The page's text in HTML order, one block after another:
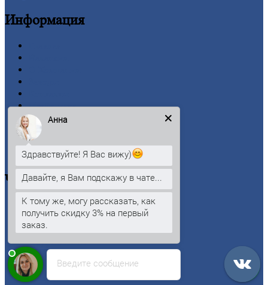
Информация
Прайс-лист
Новости
Личный
Оформление
Оплата
Черныйметаллопрокат
Арматура
Двутавроваябалка (двутавр)
Квадрат
Кругстальной
Лист
Проволока
Рельсы
Введите сообщение
Анна
Здравствуйте! Я Вас вижу)
Давайте, я Вам подскажу в чате...
К тому же, могу рассказать, как
получить скидку 3% на первый
заказ.